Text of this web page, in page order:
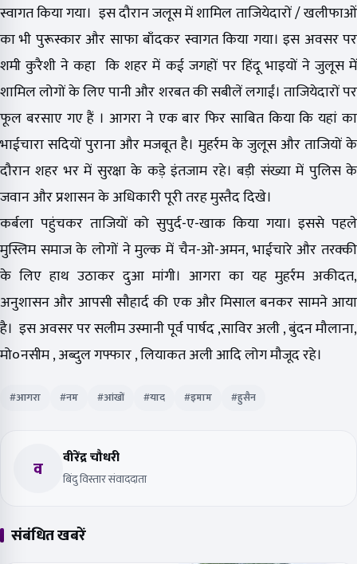
स्वागत किया गया। इस दौरान जलूस में शामिल ताजियेदारों / खलीफाओं
का भी पुरूस्कार और साफा बाँदकर स्वागत किया गया। इस अवसर पर
शमी कुरैशी ने कहा कि शहर में कई जगहों पर हिंदू भाइयों ने जुलूस में
शामिल लोगों के लिए पानी और शरबत की सबीलें लगाईं। ताजियेदारों पर
फूल बरसाए गए हैं । आगरा ने एक बार फिर साबित किया कि यहां का
भाईचारा सदियों पुराना और मजबूत है। मुहर्रम के जुलूस और ताजियों के
दौरान शहर भर में सुरक्षा के कड़े इंतजाम रहे। बड़ी संख्या में पुलिस के
जवान और प्रशासन के अधिकारी पूरी तरह मुस्तैद दिखे।
कर्बला पहुंचकर ताजियों को सुपुर्द-ए-खाक किया गया। इससे पहले
मुस्लिम समाज के लोगों ने मुल्क में चैन-ओ-अमन, भाईचारे और तरक्की
के लिए हाथ उठाकर दुआ मांगी। आगरा का यह मुहर्रम अकीदत,
अनुशासन और आपसी सौहार्द की एक और मिसाल बनकर सामने आया
है। इस अवसर पर सलीम उस्मानी पूर्व पार्षद ,साविर अली , बुंदन मौलाना,
मो०नसीम , अब्दुल गफ्फार , लियाकत अली आदि लोग मौजूद रहे।
#आगरा #नम #आंखों #याद #इमाम #हुसैन
व वीरेंद्र चौधरी
बिंदु विस्तार संवाददाता
संबंधित खबरें